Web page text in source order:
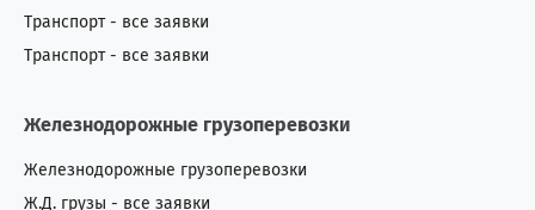
Транспорт - все заявки
Транспорт - все заявки
Железнодорожные грузоперевозки
Железнодорожные грузоперевозки
Ж.Д. грузы - все заявки